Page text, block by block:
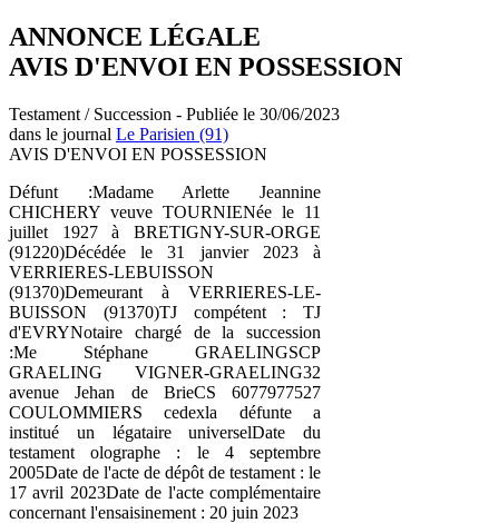
ANNONCE LÉGALE
AVIS D'ENVOI EN POSSESSION
Testament / Succession - Publiée le 30/06/2023
dans le journal Le Parisien (91)
AVIS D'ENVOI EN POSSESSION
Défunt :Madame Arlette Jeannine
CHICHERY veuve TOURNIENée le 11
juillet 1927 à BRETIGNY-SUR-ORGE
(91220)Décédée le 31 janvier 2023 à
VERRIERES-LEBUISSON
(91370)Demeurant à VERRIERES-LE-
BUISSON (91370)TJ compétent : TJ
d'EVRYNotaire chargé de la succession
:Me Stéphane GRAELINGSCP
GRAELING VIGNER-GRAELING32
avenue Jehan de BrieCS 6077977527
COULOMMIERS cedexla défunte a
institué un légataire universelDate du
testament olographe : le 4 septembre
2005Date de l'acte de dépôt de testament : le
17 avril 2023Date de l'acte complémentaire
concernant l'ensaisinement : 20 juin 2023